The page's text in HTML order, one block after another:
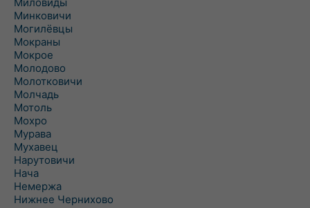
Минковичи
Могилёвцы
Мокраны
Мокрое
Молодово
Молотковичи
Молчадь
Мотоль
Мохро
Мурава
Мухавец
Нарутовичи
Нача
Немержа
Нижнее Чернихово